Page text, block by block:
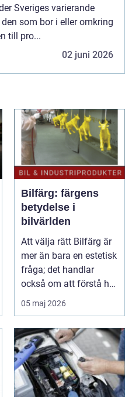
Sveriges varierande
som bor i eller omkring
till pro...
02 juni 2026
Bilfärg: färgens
betydelse i
bilvärlden
Att välja rätt Bilfärg är
mer än bara en estetisk
fråga; det handlar
också om att förstå hur
val av ...
05 maj 2026